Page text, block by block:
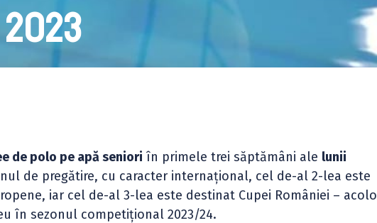
de polo pe apă seniori în primele trei săptămâni ale lunii
de pregătire, cu caracter internațional, cel de-al 2-lea este
iar cel de-al 3-lea este destinat Cupei României – acolo
în sezonul competițional 2023/24.